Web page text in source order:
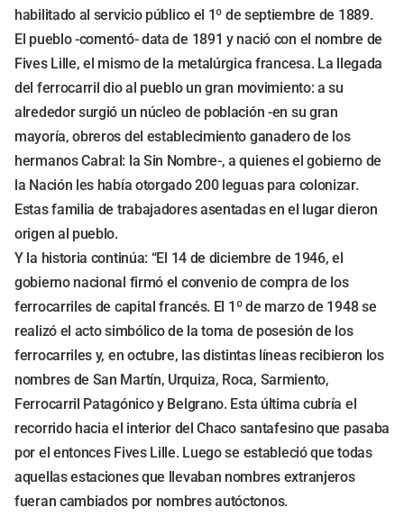
habilitado al servicio público el 1º de septiembre de 1889.
El pueblo -comentó- data de 1891 y nació con el nombre de
Fives Lille, el mismo de la metalúrgica francesa. La llegada
del ferrocarril dio al pueblo un gran movimiento: a su
alrededor surgió un núcleo de población -en su gran
mayoría, obreros del establecimiento ganadero de los
hermanos Cabral: la Sin Nombre-, a quienes el gobierno de
la Nación les había otorgado 200 leguas para colonizar.
Estas familia de trabajadores asentadas en el lugar dieron
origen al pueblo.
Y la historia continúa: “El 14 de diciembre de 1946, el
gobierno nacional firmó el convenio de compra de los
ferrocarriles de capital francés. El 1º de marzo de 1948 se
realizó el acto simbólico de la toma de posesión de los
ferrocarriles y, en octubre, las distintas líneas recibieron los
nombres de San Martín, Urquiza, Roca, Sarmiento,
Ferrocarril Patagónico y Belgrano. Esta última cubría el
recorrido hacia el interior del Chaco santafesino que pasaba
por el entonces Fives Lille. Luego se estableció que todas
aquellas estaciones que llevaban nombres extranjeros
fueran cambiados por nombres autóctonos.